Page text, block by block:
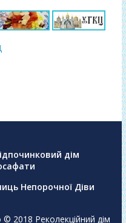
дім
Непорочної Діви
© 2018 Реколекційний дім